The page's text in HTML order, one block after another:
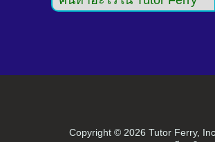
Copyright © 2026 Tutor Ferry,